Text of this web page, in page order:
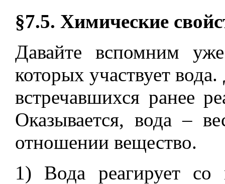
§7.5. Химические
Давайте вспомним
которых участвует
встречавшихся ранее
Оказывается, вода –
отношении вещество.
1) Вода реагирует